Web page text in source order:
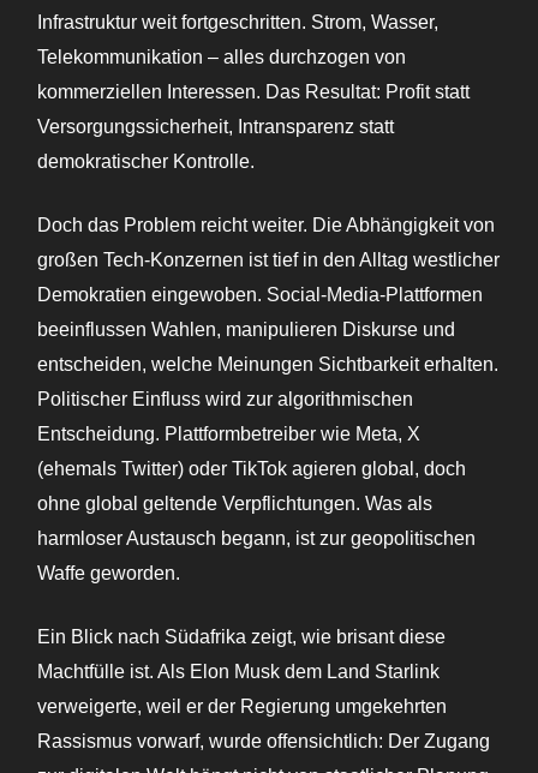
Infrastruktur weit fortgeschritten. Strom, Wasser,
Telekommunikation – alles durchzogen von
kommerziellen Interessen. Das Resultat: Profit statt
Versorgungssicherheit, Intransparenz statt
demokratischer Kontrolle.
Doch das Problem reicht weiter. Die Abhängigkeit von
großen Tech-Konzernen ist tief in den Alltag westlicher
Demokratien eingewoben. Social-Media-Plattformen
beeinflussen Wahlen, manipulieren Diskurse und
entscheiden, welche Meinungen Sichtbarkeit erhalten.
Politischer Einfluss wird zur algorithmischen
Entscheidung. Plattformbetreiber wie Meta, X
(ehemals Twitter) oder TikTok agieren global, doch
ohne global geltende Verpflichtungen. Was als
harmloser Austausch begann, ist zur geopolitischen
Waffe geworden.
Ein Blick nach Südafrika zeigt, wie brisant diese
Machtfülle ist. Als Elon Musk dem Land Starlink
verweigerte, weil er der Regierung umgekehrten
Rassismus vorwarf, wurde offensichtlich: Der Zugang